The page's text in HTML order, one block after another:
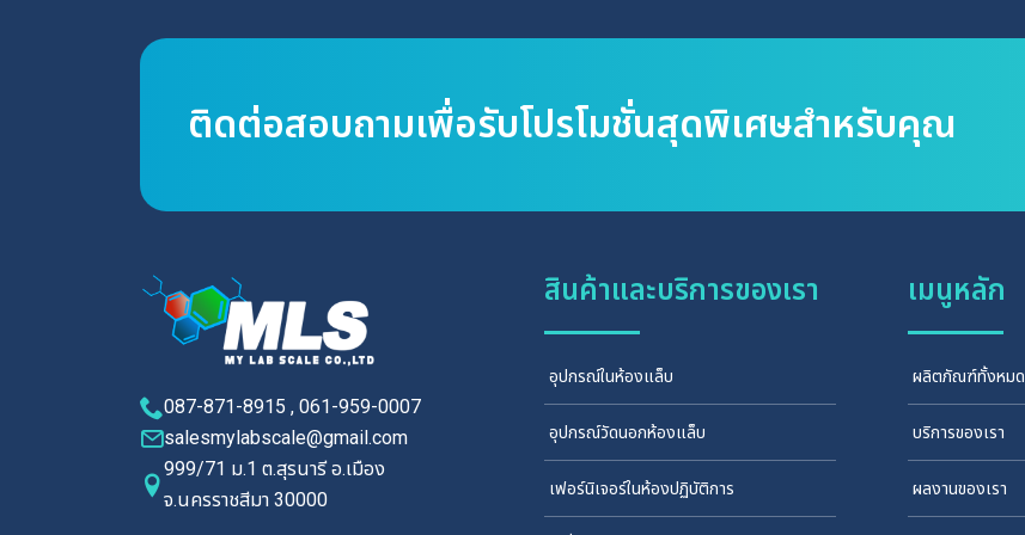
ติดต่อสอบถามเพื่อรับโปรโมชั่นสุดพิเศษสำหรับคุณ
087-871-8915 , 061-959-0007
salesmylabscale@gmail.com
999/71 ม.1 ต.สุรนารี อ.เมือง
จ.นครราชสีมา 30000
สินค้าและบริการของเรา
อุปกรณ์ในห้องแล็บ
อุปกรณ์วัดนอกห้องแล็บ
เฟอร์นิเจอร์ในห้องปฏิบัติการ
เมนูหลัก
ผลิตภัณฑ์ทั้งหมด
บริการของเรา
ผลงานของเรา